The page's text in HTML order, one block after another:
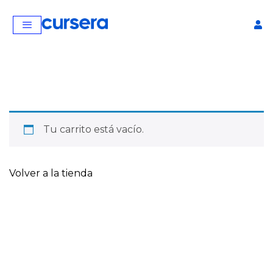
Tu carrito está vacío.
Volver a la tienda